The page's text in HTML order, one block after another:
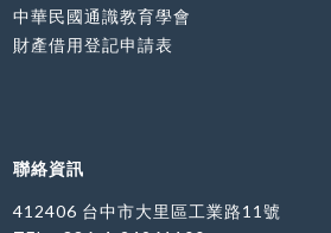
中華民國通識教育學會
財產借用登記申請表
聯絡資訊
412406 台中市大里區工業路11號